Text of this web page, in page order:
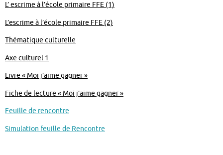
L’ escrime à l’école primaire FFE (1)
L’escrime à l’école primaire FFE (2)
Thématique culturelle
Axe culturel 1
Livre « Moi j’aime gagner »
Fiche de lecture « Moi j’aime gagner »
Feuille de rencontre
Simulation feuille de Rencontre